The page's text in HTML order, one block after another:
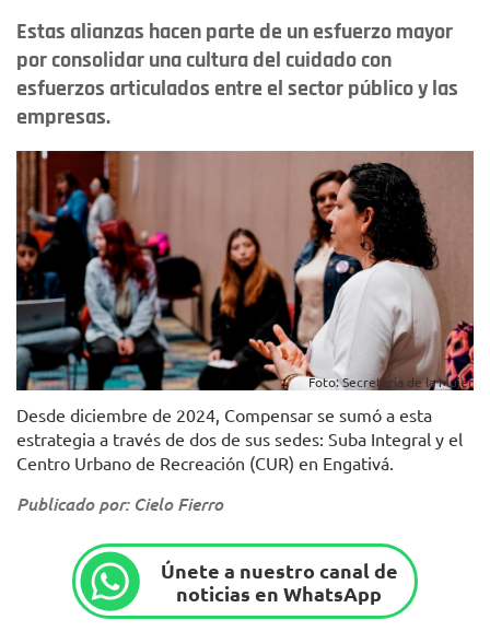
Estas alianzas hacen parte de un esfuerzo mayor
por consolidar una cultura del cuidado con
esfuerzos articulados entre el sector público y las
empresas.
Foto: Secretaría de la Mujer
Desde diciembre de 2024, Compensar se sumó a esta
estrategia a través de dos de sus sedes: Suba Integral y el
Centro Urbano de Recreación (CUR) en Engativá.
Publicado por: Cielo Fierro
Únete a nuestro canal de
noticias en WhatsApp